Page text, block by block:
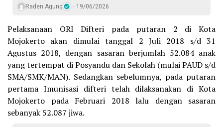
Raden Agung 19/06/2026
Pelaksanaan ORI Difteri pada putaran 2 di Kota
Mojokerto akan dimulai tanggal 2 Juli 2018 s/d 31
Agustus 2018, dengan sasaran berjumlah 52.084 anak
yang tertempat di Posyandu dan Sekolah (mulai PAUD s/d
SMA/SMK/MAN). Sedangkan sebelumnya, pada putaran
pertama Imunisasi difteri telah dilaksanakan di Kota
Mojokerto pada Februari 2018 lalu dengan sasaran
sebanyak 52.087 jiwa.